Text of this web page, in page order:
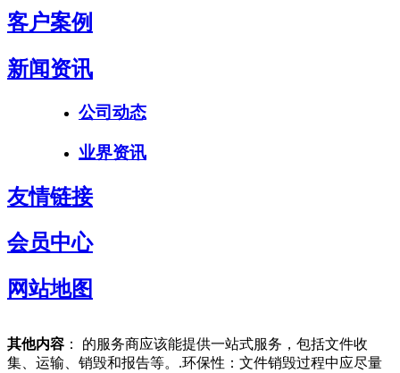
客户案例
新闻资讯
公司动态
业界资讯
友情链接
会员中心
网站地图
其他内容 ： 的服务商应该能提供一站式服务，包括文件收
集、运输、销毁和报告等。.环保性：文件销毁过程中应尽量